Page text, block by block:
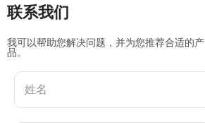
联系我们
我可以帮助您解决问题，并为您推荐合适的产
品。